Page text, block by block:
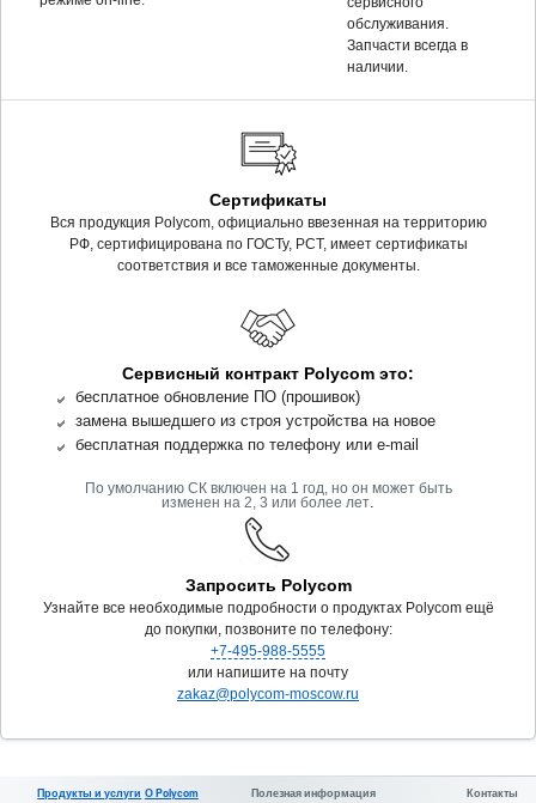
обслуживания.
Запчасти всегда в
наличии.
Сертификаты
Вся продукция Polycom, официально ввезенная на территорию
РФ, сертифицирована по ГОСТу, РСТ, имеет сертификаты
соответствия и все таможенные документы.
Сервисный контракт Polycom это:
бесплатное обновление ПО (прошивок)
замена вышедшего из строя устройства на новое
бесплатная поддержка по телефону или e-mail
По умолчанию СК включен на 1 год, но он может быть
изменен на 2, 3 или более лет.
Запросить Polycom
Узнайте все необходимые подробности о продуктах Polycom ещё
до покупки, позвоните по телефону:
+7-495-988-5555
или напишите на почту
zakaz@polycom-moscow.ru
Продукты и услуги О Polycom Полезная информация Контакты